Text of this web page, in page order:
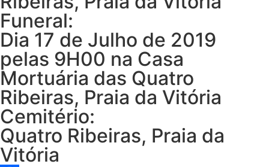
Funeral:
Dia 17 de Julho de 2019
pelas 9H00 na Casa
Mortuária das Quatro
Ribeiras, Praia da Vitória
Cemitério:
Quatro Ribeiras, Praia da
Vitória